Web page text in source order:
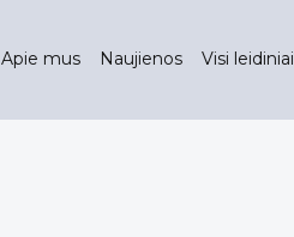
Apie mus Naujienos Visi leidiniai